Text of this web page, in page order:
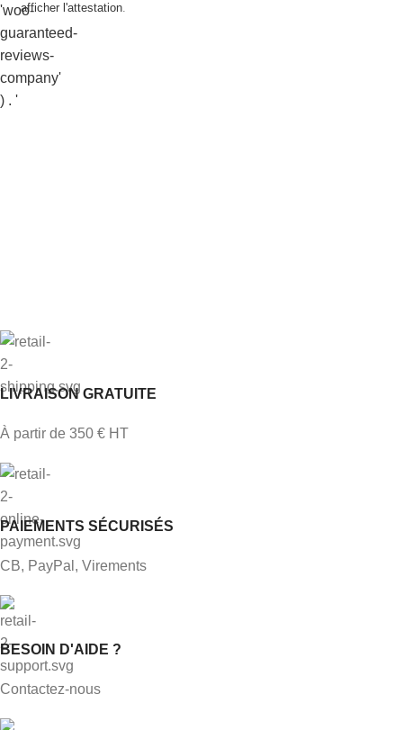
afficher l'attestation
LIVRAISON GRATUITE
À partir de 350 € HT
PAIEMENTS SÉCURISÉS
CB, PayPal, Virements
BESOIN D'AIDE ?
Contactez-nous